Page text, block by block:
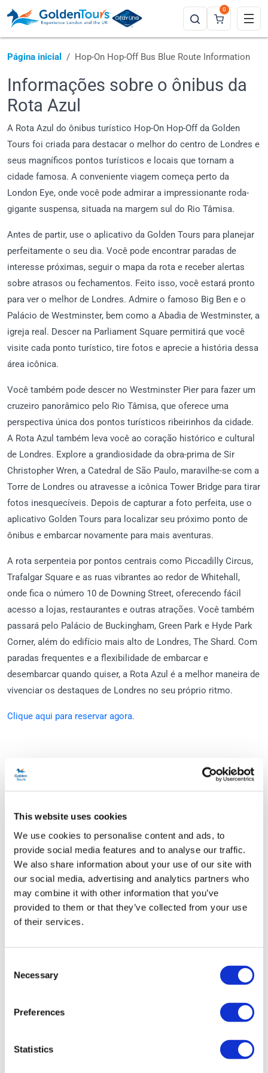
This website uses cookies
We use cookies to personalise content and ads, to
provide social media features and to analyse our traffic.
We also share information about your use of our site with
our social media, advertising and analytics partners who
may combine it with other information that you’ve
provided to them or that they’ve collected from your use
of their services.
Selection
Necessary
Preferences
Statistics
0
Página inicial Hop-On Hop-Off Bus Blue Route Information
Informações sobre o ônibus da
Rota Azul
A Rota Azul do ônibus turístico Hop-On Hop-Off da Golden
Tours foi criada para destacar o melhor do centro de Londres e
seus magníficos pontos turísticos e locais que tornam a
cidade famosa. A conveniente viagem começa perto da
London Eye, onde você pode admirar a impressionante roda-
gigante suspensa, situada na margem sul do Rio Tâmisa.
Antes de partir, use o aplicativo da Golden Tours para planejar
perfeitamente o seu dia. Você pode encontrar paradas de
interesse próximas, seguir o mapa da rota e receber alertas
sobre atrasos ou fechamentos. Feito isso, você estará pronto
para ver o melhor de Londres. Admire o famoso Big Ben e o
Palácio de Westminster, bem como a Abadia de Westminster, a
igreja real. Descer na Parliament Square permitirá que você
visite cada ponto turístico, tire fotos e aprecie a história dessa
área icônica.
Você também pode descer no Westminster Pier para fazer um
cruzeiro panorâmico pelo Rio Tâmisa, que oferece uma
perspectiva única dos pontos turísticos ribeirinhos da cidade.
A Rota Azul também leva você ao coração histórico e cultural
de Londres. Explore a grandiosidade da obra-prima de Sir
Christopher Wren, a Catedral de São Paulo, maravilhe-se com a
Torre de Londres ou atravesse a icônica Tower Bridge para tirar
fotos inesquecíveis. Depois de capturar a foto perfeita, use o
aplicativo Golden Tours para localizar seu próximo ponto de
ônibus e embarcar novamente para mais aventuras.
A rota serpenteia por pontos centrais como Piccadilly Circus,
Trafalgar Square e as ruas vibrantes ao redor de Whitehall,
onde fica o número 10 de Downing Street, oferecendo fácil
acesso a lojas, restaurantes e outras atrações. Você também
passará pelo Palácio de Buckingham, Green Park e Hyde Park
Corner, além do edifício mais alto de Londres, The Shard. Com
paradas frequentes e a flexibilidade de embarcar e
desembarcar quando quiser, a Rota Azul é a melhor maneira de
vivenciar os destaques de Londres no seu próprio ritmo.
Clique aqui para reservar agora.